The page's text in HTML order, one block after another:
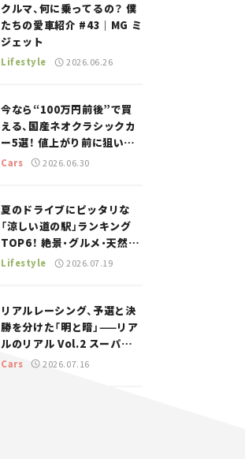
クルマ、何に乗ってるの？ 僕
たちの愛車紹介 #43｜MG ミ
ジェット
Lifestyle 2026.06.26
今なら“100万円前後”で買
える、国産ネオクラシックカ
ー5選！ 値上がり前に狙いた
い、中古車探しをお手伝い――ち
Cars 2026.06.30
夏のドライブにピッタリな
「涼しい道の駅」ランキング
TOP6！ 絶景・グルメ・天然ク
ーラーなど、避暑におすすめ
Lifestyle 2026.07.19
リアルレーシング、予選と決
勝を分けた「明と暗」——リア
ルのリアル Vol.2 スーパー
GT 2026開幕戦 岡山国際サ
Cars 2026.07.16